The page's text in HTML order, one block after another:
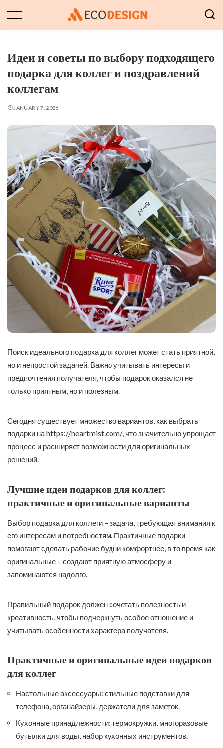
Идеи и советы по выбору подходящего
подарка для коллег и поздравлений
коллегам
JANUARY 7, 2026
Поиск идеального подарка для коллег может стать приятной,
но и непростой задачей. Важно учитывать интересы и
предпочтения получателя, чтобы подарок оказался не
только приятным, но и полезным.
Сегодня существует множество вариантов, как выбрать
подарки наhttps://heartmist.com/, что значительно упрощает
процесс и расширяет возможности для оригинальных
решений.
Лучшие идеи подарков для коллег:
практичные и оригинальные варианты
Выбор подарка для коллеги – задача, требующая внимания к
его интересам и потребностям. Практичные подарки
помогают сделать рабочие будни комфортнее, в то время как
оригинальные – создают приятную атмосферу и
запоминаются надолго.
Правильный подарок должен сочетать полезность и
креативность, чтобы подчеркнуть особое отношение и
учитывать особенности характера получателя.
Практичные и оригинальные идеи подарков
для коллег
Настольные аксессуары: стильные подставки для
телефона, органайзеры, держатели для заметок.
Кухонные принадлежности: термокружки, многоразовые
бутылки для воды, набор кухонных инструментов.